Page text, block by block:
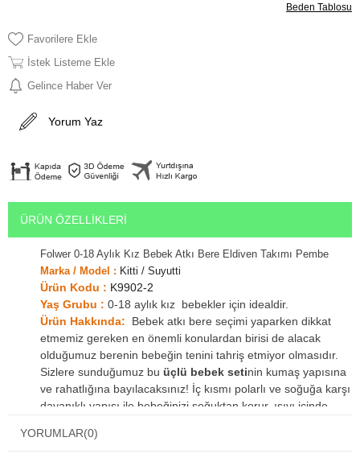
Beden Tablosu
Favorilere Ekle
İstek Listeme Ekle
Gelince Haber Ver
Yorum Yaz
ÜRÜN ÖZELLIKLERI
Folwer 0-18 Aylık Kız Bebek Atkı Bere Eldiven Takımı Pembe
Marka / Model : Kitti / Suyutti
Ürün Kodu : K9902-2
Yaş Grubu : 0-18 aylık kız bebekler için idealdir.
Ürün Hakkında: Bebek atkı bere seçimi yaparken dikkat
etmemiz gereken en önemli konulardan birisi de alacak
olduğumuz berenin bebeğin tenini tahriş etmiyor olmasıdır.
Sizlere sunduğumuz bu üçlü bebek setinin kumaş yapısına
ve rahatlığına bayılacaksınız! İç kısmı polarlı ve soğuğa karşı
dayanıklı yapısı ile bebeğinizi soğuktan korur, ısıyı içinde
örgü model bebek şapkasının Sağ ve sol tarafında bulunan
YORUMLAR(0)